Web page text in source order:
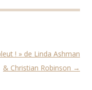
! » de Linda Ashman
& Christian Robinson →